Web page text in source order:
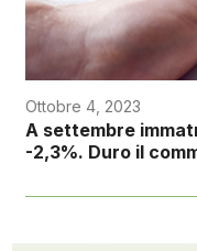
Ottobre 4, 2023
A settembre
-2,3%. Duro il